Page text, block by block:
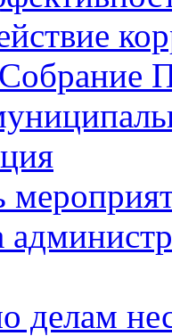
делам